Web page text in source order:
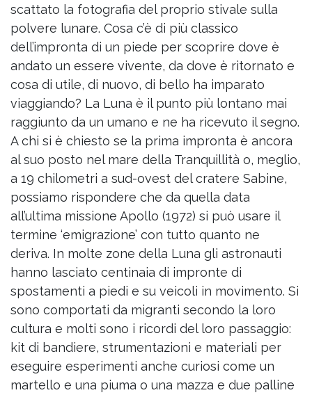
scattato la fotografia del proprio stivale sulla
polvere lunare. Cosa c’è di più classico
dell’impronta di un piede per scoprire dove è
andato un essere vivente, da dove è ritornato e
cosa di utile, di nuovo, di bello ha imparato
viaggiando? La Luna è il punto più lontano mai
raggiunto da un umano e ne ha ricevuto il segno.
A chi si è chiesto se la prima impronta è ancora
al suo posto nel mare della Tranquillità o, meglio,
a 19 chilometri a sud-ovest del cratere Sabine,
possiamo rispondere che da quella data
all’ultima missione Apollo (1972) si può usare il
termine ‘emigrazione’ con tutto quanto ne
deriva. In molte zone della Luna gli astronauti
hanno lasciato centinaia di impronte di
spostamenti a piedi e su veicoli in movimento. Si
sono comportati da migranti secondo la loro
cultura e molti sono i ricordi del loro passaggio:
kit di bandiere, strumentazioni e materiali per
eseguire esperimenti anche curiosi come un
martello e una piuma o una mazza e due palline